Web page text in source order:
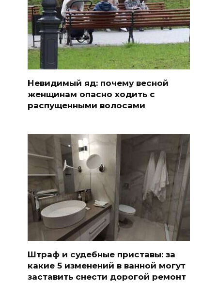
Невидимый яд: почему весной
женщинам опасно ходить с
распущенными волосами
Штраф и судебные приставы: за
какие 5 изменений в ванной могут
заставить снести дорогой ремонт